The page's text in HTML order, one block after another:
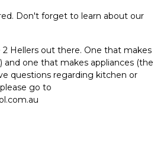
Don't forget to learn about our
Hellers out there. One that makes
and one that makes appliances (the
questions regarding kitchen or
go to